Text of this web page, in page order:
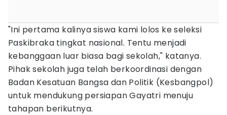
"Ini pertama kalinya siswa kami lolos ke seleksi
Paskibraka tingkat nasional. Tentu menjadi
kebanggaan luar biasa bagi sekolah," katanya.
Pihak sekolah juga telah berkoordinasi dengan
Badan Kesatuan Bangsa dan Politik (Kesbangpol)
untuk mendukung persiapan Gayatri menuju
tahapan berikutnya.